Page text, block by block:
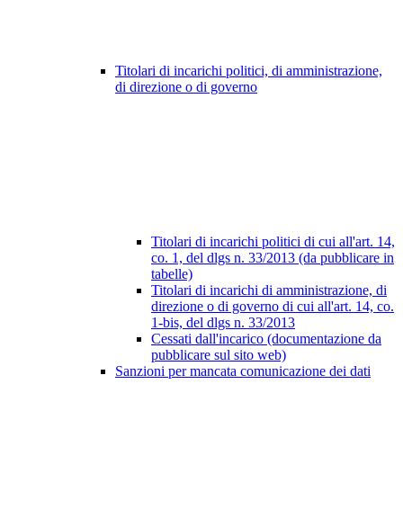
Titolari di incarichi politici, di amministrazione,
di direzione o di governo
Titolari di incarichi politici di cui all'art. 14,
co. 1, del dlgs n. 33/2013 (da pubblicare in
tabelle)
Titolari di incarichi di amministrazione, di
direzione o di governo di cui all'art. 14, co.
1-bis, del dlgs n. 33/2013
Cessati dall'incarico (documentazione da
pubblicare sul sito web)
Sanzioni per mancata comunicazione dei dati